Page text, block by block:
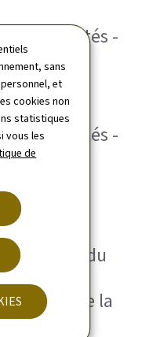
sans
et
cookies non
statistiques
vous les
de
des députés -
des députés -
de
et du
des
de la